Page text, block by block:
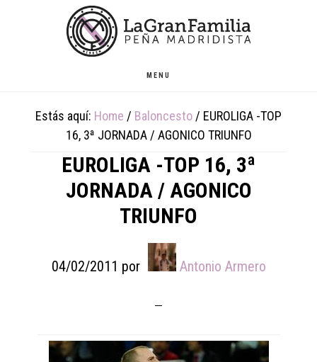
MENU
Estás aquí: Home / Baloncesto / EUROLIGA -TOP
16, 3ª JORNADA / AGONICO TRIUNFO
EUROLIGA -TOP 16, 3ª
JORNADA / AGONICO
TRIUNFO
04/02/2011 por Antonio Armero